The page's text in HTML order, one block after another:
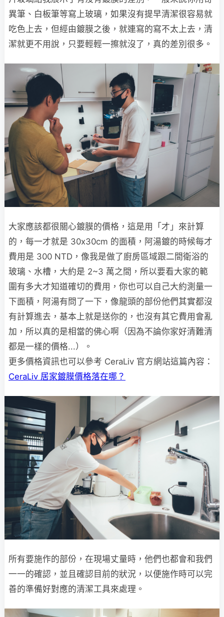
異筆、白板筆等寫上玻璃，如果沒有提早清潔很容易就
吃色上去，但經由鍍膜之後，就連寫的寫不太上去，清
潔就更不用說，只要輕輕一擦就沒了，真的差別很多。
大家應該都很關心鍍膜的價格，這是用「才」來計算
的，每一才就是 30x30cm 的面積，阿湯鍍的時候每才
費用是 300 NTD，像我是做了廚房區域跟二間衛浴的
玻璃、水槽，大約是 2~3 萬之間，所以要看大家的範
圍有多大才知道確切的費用，你也可以自己大約測量一
下面積，阿湯有問了一下，像龍頭的部份他們其實都沒
有計算進去，基本上就是送你的，也沒有其它費用會亂
加，所以真的是相當的佛心啊（因為不論你家好清難清
都是一樣的價格...）。
更多價格資訊也可以參考 CeraLiv 官方網站這篇內容：
CeraLiv 居家鍍膜價格落在哪？
所有要施作的部份，在現場丈量時，他們也都會和我們
一一的確認，並且確認目前的狀況，以便施作時可以完
善的準備好對應的清潔工具來處理。